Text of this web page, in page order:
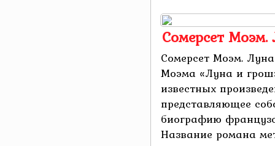
Сомерсет
Сомерсет Моэм.
Моэма «Луна и
известных
представляющее
биографию
Название романа